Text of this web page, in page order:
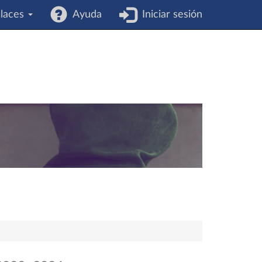
Ayuda Iniciar sesión